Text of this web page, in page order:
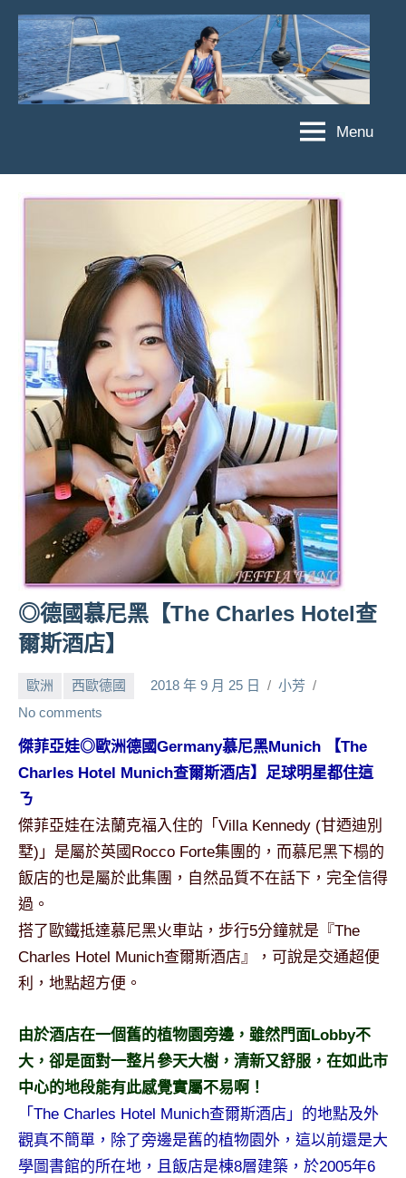
Skip
content
菲
亞
JEFFIA
FANG
題
旅
遊、
達
帶
旅
遊
賓、
News
金
號
節
班
底、
外
景
目
主
持、
吳
泰
旅
遊
書
者、
各
發
Menu
◎德國慕尼黑【The Charles Hotel查
爾斯酒店】
歐洲 西歐德國 2018 年 9 月 25 日
小芳
No comments
傑菲亞娃◎歐洲德國Germany慕尼黑Munich 【The
Charles Hotel Munich查爾斯酒店】足球明星都住這
ㄋ
傑菲亞娃在法蘭克福入住的「Villa Kennedy (甘迺迪別
墅)」是屬於英國Rocco Forte集團的，而慕尼黑下榻的
飯店的也是屬於此集團，自然品質不在話下，完全信得
過。
搭了歐鐵抵達慕尼黑火車站，步行5分鐘就是『The
Charles Hotel Munich查爾斯酒店』，可說是交通超便
利，地點超方便。
由於酒店在一個舊的植物園旁邊，雖然門面Lobby不
大，卻是面對一整片參天大樹，清新又舒服，在如此市
中心的地段能有此感覺實屬不易啊！
「The Charles Hotel Munich查爾斯酒店」的地點及外
觀真不簡單，除了旁邊是舊的植物園外，這以前還是大
學圖書館的所在地，且飯店是棟8層建築，於2005年6